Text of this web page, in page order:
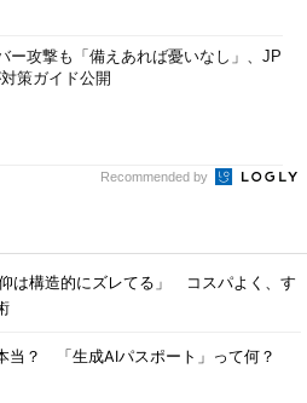
ー攻撃も「備えあれば憂いなし」、JP
策ガイド公開
Recommended by
は構造的にズレてる」 コスパよく、す
当？ 「生成AIパスポート」って何？